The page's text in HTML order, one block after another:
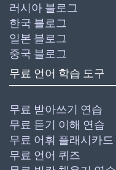
러시아 블로그
한국 블로그
일본 블로그
중국 블로그
무료 언어 학습 도구
무료 받아쓰기 연습
무료 듣기 이해 연습
무료 어휘 플래시카드
무료 언어 퀴즈